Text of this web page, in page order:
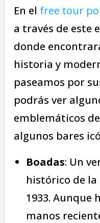
En el free tour
a través de este
donde
historia y
paseamos por
podrás ver
emblemáticos
algunos bares
Boadas: Un
histórico de la
1933. Aunque
manos